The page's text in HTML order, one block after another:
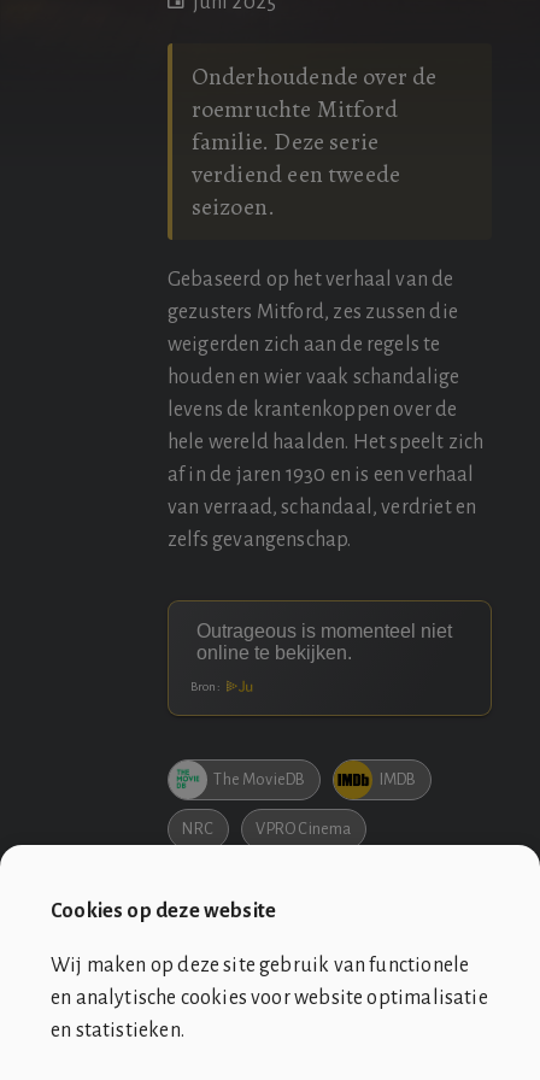
Cookies op deze website
Wij maken op deze site gebruik van functionele
en analytische cookies voor website optimalisatie
en statistieken.
Onderhoudende over de
roemruchte Mitford
familie. Deze serie
verdiend een tweede
seizoen.
Gebaseerd op het verhaal van de
gezusters Mitford, zes zussen die
weigerden zich aan de regels te
houden en wier vaak schandalige
levens de krantenkoppen over de
hele wereld haalden. Het speelt zich
af in de jaren 1930 en is een verhaal
van verraad, schandaal, verdriet en
zelfs gevangenschap.
Bron:
The MovieDB IMDB
NRC VPRO Cinema